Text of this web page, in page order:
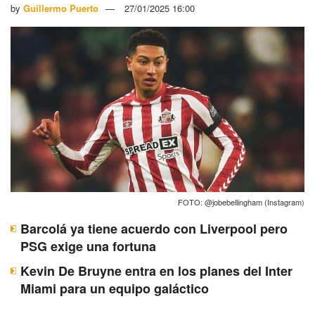
by Guillermo Puerto 27/01/2025 16:00
FOTO: @jobebellingham (Instagram)
Barcolá ya tiene acuerdo con Liverpool pero
PSG exige una fortuna
Kevin De Bruyne entra en los planes del Inter
Miami para un equipo galáctico